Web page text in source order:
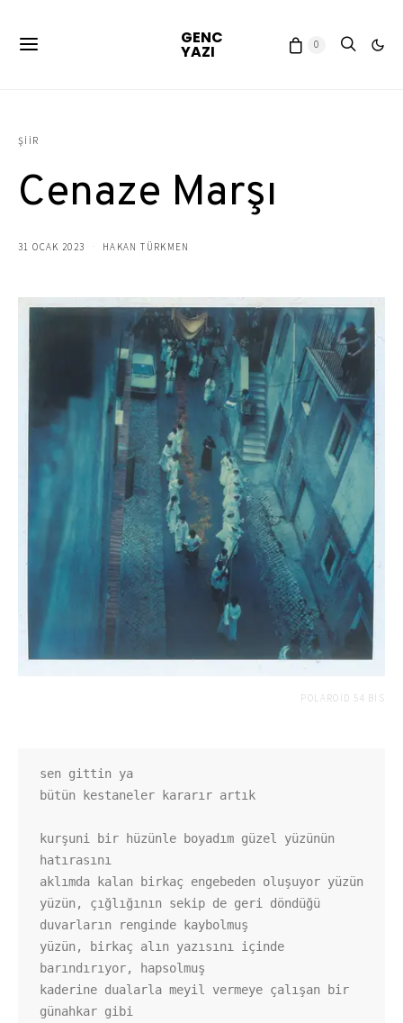
GENC
YAZI 0
ŞIIR
Cenaze Marşı
31 OCAK 2023 HAKAN TÜRKMEN
POLAROID 54 BIS
sen gittin ya
bütün kestaneler kararır artık
kurşuni bir hüzünle boyadım güzel yüzünün
hatırasını
aklımda kalan birkaç engebeden oluşuyor yüzün
yüzün, çığlığının sekip de geri döndüğü
duvarların renginde kaybolmuş
yüzün, birkaç alın yazısını içinde
barındırıyor, hapsolmuş
kaderine dualarla meyil vermeye çalışan bir
günahkar gibi